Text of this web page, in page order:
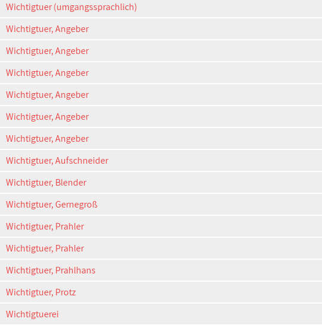
Wichtigtuer (umgangssprachlich)
Wichtigtuer, Angeber
Wichtigtuer, Angeber
Wichtigtuer, Angeber
Wichtigtuer, Angeber
Wichtigtuer, Angeber
Wichtigtuer, Angeber
Wichtigtuer, Aufschneider
Wichtigtuer, Blender
Wichtigtuer, Gernegroß
Wichtigtuer, Prahler
Wichtigtuer, Prahler
Wichtigtuer, Prahlhans
Wichtigtuer, Protz
Wichtigtuerei